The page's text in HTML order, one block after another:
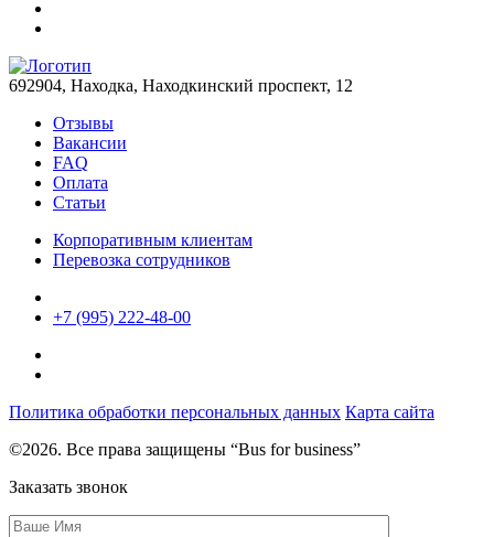
692904, Находка, Находкинский проспект, 12
Отзывы
Вакансии
FAQ
Оплата
Статьи
Корпоративным клиентам
Перевозка сотрудников
+7 (995) 222-48-00
Политика обработки персональных данных Карта сайта
©2026. Все права защищены “Bus for business”
Заказать звонок